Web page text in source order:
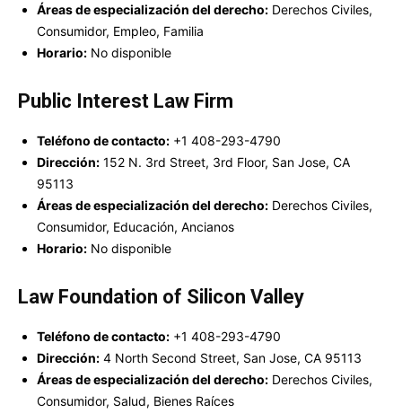
Áreas de especialización del derecho: Derechos Civiles,
Consumidor, Empleo, Familia
Horario: No disponible
Public Interest Law Firm
Teléfono de contacto: +1 408-293-4790
Dirección: 152 N. 3rd Street, 3rd Floor, San Jose, CA
95113
Áreas de especialización del derecho: Derechos Civiles,
Consumidor, Educación, Ancianos
Horario: No disponible
Law Foundation of Silicon Valley
Teléfono de contacto: +1 408-293-4790
Dirección: 4 North Second Street, San Jose, CA 95113
Áreas de especialización del derecho: Derechos Civiles,
Consumidor, Salud, Bienes Raíces